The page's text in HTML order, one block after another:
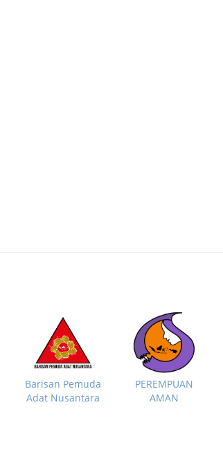
Barisan Pemuda
Adat Nusantara
PEREMPUAN
AMAN